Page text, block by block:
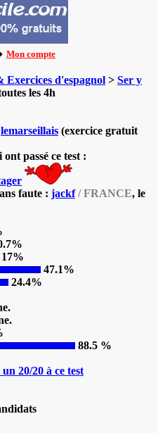
Mon compte
Exercices d'espagnol > Ser y
les 4h
lemarseillais (exercice gratuit
passé ce test :
faute : jackf/ FRANCE, le
17%
47.1%
24.4%
88.5 %
20/20 à ce test